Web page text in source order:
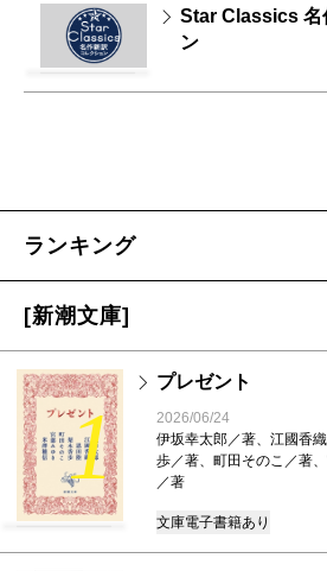
Star Classics 名
ン
ランキング
[新潮文庫]
1
プレゼント
2026/06/24
伊坂幸太郎／著、江國香
歩／著、町田そのこ／著
／著
文庫電子書籍あり